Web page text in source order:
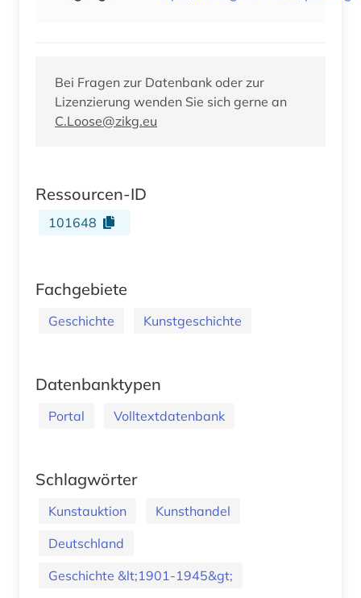
Bei Fragen zur Datenbank oder zur
Lizenzierung wenden Sie sich gerne an
C.Loose@zikg.eu
Ressourcen-ID
101648
Fachgebiete
Geschichte Kunstgeschichte
Datenbanktypen
Portal Volltextdatenbank
Schlagwörter
Kunstauktion
Kunsthandel
Deutschland
Geschichte &lt;1901-1945&gt;